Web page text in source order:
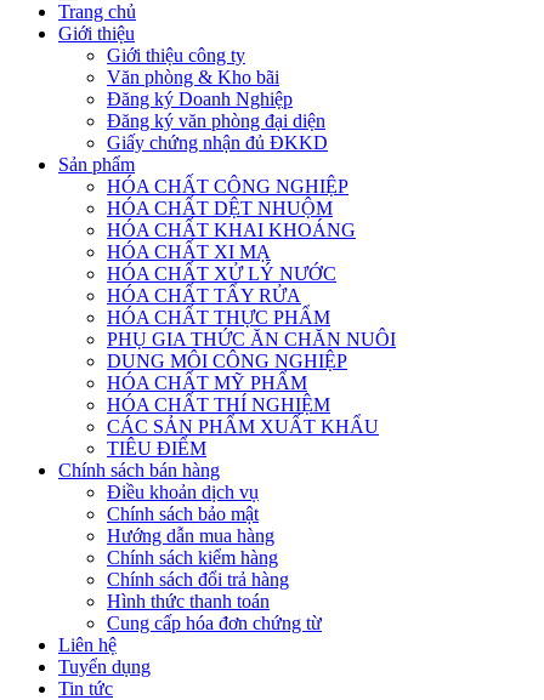
Trang chủ
Giới thiệu
Giới thiệu công ty
Văn phòng & Kho bãi
Đăng ký Doanh Nghiệp
Đăng ký văn phòng đại diện
Giấy chứng nhận đủ ĐKKD
Sản phẩm
HÓA CHẤT CÔNG NGHIỆP
HÓA CHẤT DỆT NHUỘM
HÓA CHẤT KHAI KHOÁNG
HÓA CHẤT XI MẠ
HÓA CHẤT XỬ LÝ NƯỚC
HÓA CHẤT TẨY RỬA
HÓA CHẤT THỰC PHẨM
PHỤ GIA THỨC ĂN CHĂN NUÔI
DUNG MÔI CÔNG NGHIỆP
HÓA CHẤT MỸ PHẨM
HÓA CHẤT THÍ NGHIỆM
CÁC SẢN PHẨM XUẤT KHẨU
TIÊU ĐIỂM
Chính sách bán hàng
Điều khoản dịch vụ
Chính sách bảo mật
Hướng dẫn mua hàng
Chính sách kiểm hàng
Chính sách đổi trả hàng
Hình thức thanh toán
Cung cấp hóa đơn chứng từ
Liên hệ
Tuyển dụng
Tin tức